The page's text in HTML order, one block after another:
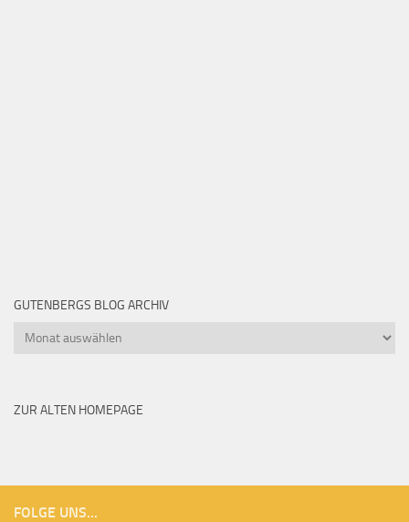
GUTENBERGS BLOG ARCHIV
Gutenbergs
ZUR ALTEN HOMEPAGE
FOLGE UNS...